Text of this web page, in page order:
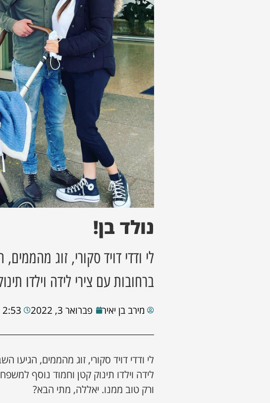
נולד בן!
לי ודדי דויד סקורי, זוג
ברחובות עם צירי לידה וילדו
מירב בן יאיר פברואר 3, 2022 2:53 pm
לי ודדי דויד סקורי, זוג מהממים, הגיעו
לידה וילדו תינוק קטן וחמוד נוסף
ורק טוב ממנו. יאללה, מתי הבא?